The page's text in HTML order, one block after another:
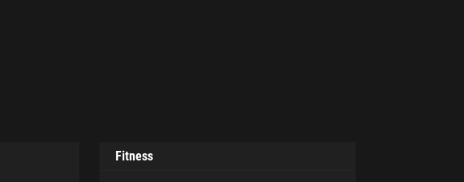
Fitness